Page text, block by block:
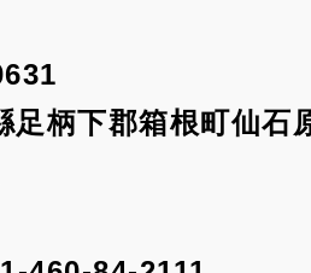
足柄下郡箱根町仙石